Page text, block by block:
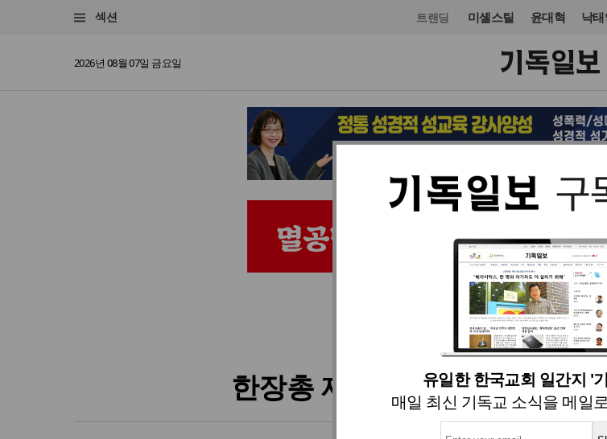
섹션 트랜딩 미셸스틸 윤대혁 낙
2026년 08월 07일 금요일
유일한 한국교회 일간지 '
매일 최신 기독교 소식을 메일
교단/단체 입력 2022. 12.
한장총 제40대 정서영 신임